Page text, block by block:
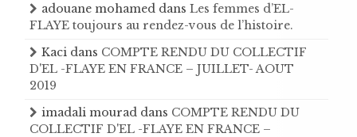
adouane mohamed dans Les femmes d’EL-
FLAYE toujours au rendez-vous de l’histoire .
Kaci dans COMPTE RENDU DU COLLECTIF
D'EL -FLAYE EN FRANCE – JUILLET- AOUT
2019
imadali mourad dans COMPTE RENDU DU
COLLECTIF D'EL -FLAYE EN FRANCE –